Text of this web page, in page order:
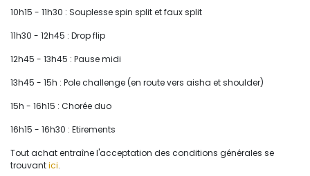
10h15 - 11h30 : Souplesse spin split et faux split
11h30 - 12h45 : Drop flip
12h45 - 13h45 : Pause midi
13h45 - 15h : Pole challenge (en route vers aisha et shoulder)
15h - 16h15 : Chorée duo
16h15 - 16h30 : Etirements
Tout achat entraîne l'acceptation des conditions générales se
trouvantici.